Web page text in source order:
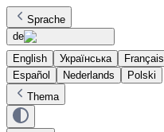
Sprache
de
English
Українська Français
Español
Nederlands
Polski
Thema